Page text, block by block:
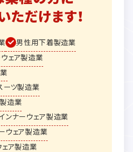
ただけます！
男性用下着製造業
ェア製造業
ーツ製造業
造業
ンナーウェア製造業
ウェア製造業
ェア製造業